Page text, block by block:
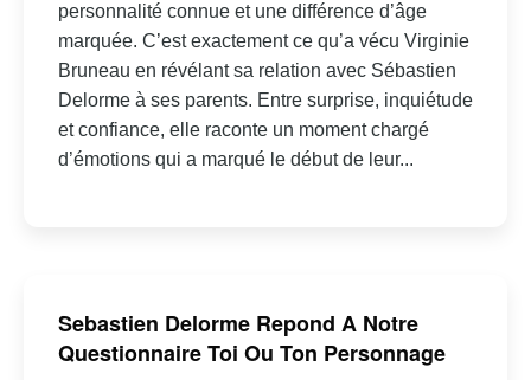
personnalité connue et une différence d’âge
marquée. C’est exactement ce qu’a vécu Virginie
Bruneau en révélant sa relation avec Sébastien
Delorme à ses parents. Entre surprise, inquiétude
et confiance, elle raconte un moment chargé
d’émotions qui a marqué le début de leur...
Sebastien Delorme Repond A Notre
Questionnaire Toi Ou Ton Personnage